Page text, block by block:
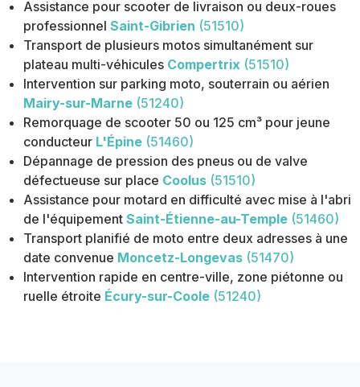
Assistance pour scooter de livraison ou deux-roues
professionnel Saint-Gibrien (51510)
Transport de plusieurs motos simultanément sur
plateau multi-véhicules Compertrix (51510)
Intervention sur parking moto, souterrain ou aérien
Mairy-sur-Marne (51240)
Remorquage de scooter 50 ou 125 cm³ pour jeune
conducteur L'Épine (51460)
Dépannage de pression des pneus ou de valve
défectueuse sur place Coolus (51510)
Assistance pour motard en difficulté avec mise à l'abri
de l'équipement Saint-Étienne-au-Temple (51460)
Transport planifié de moto entre deux adresses à une
date convenue Moncetz-Longevas (51470)
Intervention rapide en centre-ville, zone piétonne ou
ruelle étroite Écury-sur-Coole (51240)